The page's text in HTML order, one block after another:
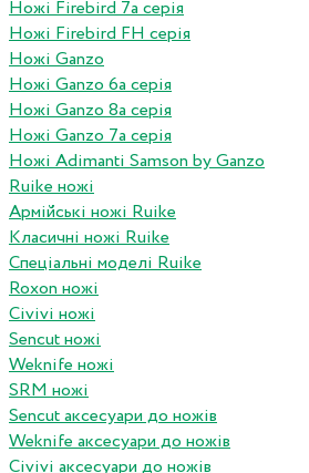
Ножі Firebird 7а серія
Ножі Firebird FH серія
Ножі Ganzo
Ножі Ganzo 6а серія
Ножі Ganzo 8а серія
Ножі Ganzo 7а серія
Ножі Adimanti Samson by Ganzo
Ruike ножі
Армійські ножі Ruike
Класичні ножі Ruike
Спеціальні моделі Ruike
Roxon ножi
Civivi ножі
Sencut ножі
Weknife ножі
SRM ножі
Sencut аксесуари до ножів
Weknife аксесуари до ножів
Civivi аксесуари до ножів